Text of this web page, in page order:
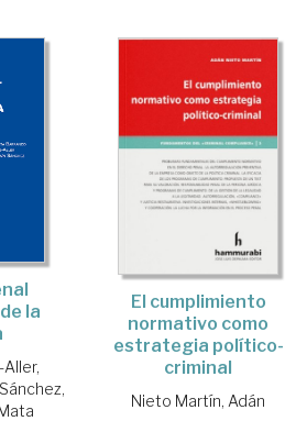
la
El cumplimiento
normativo como
estrategia político-
criminal
Nieto Martín, Adán